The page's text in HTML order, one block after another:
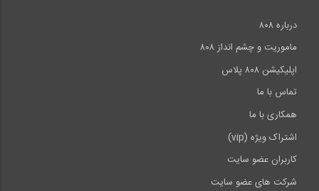
درباره ۸۰۸
ماموریت و چشم انداز ۸۰۸
اپلیکیشن ۸۰۸ پلاس
تماس با ما
همکاری با ما
اشتراک ویژه (vip)
کاربران عضو سایت
شرکت های عضو سایت